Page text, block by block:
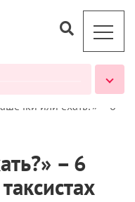
или ехать?» – 6
– 6